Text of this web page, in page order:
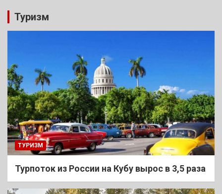
Туризм
ТУРИЗМ
Турпоток из России на Кубу вырос в 3,5 раза